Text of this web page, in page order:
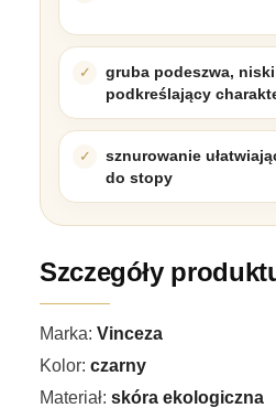
gruba podeszwa,
podkreślający
sznurowanie
do stopy
Szczegóły
Marka: Vinceza
Kolor: czarny
Materiał: skóra ekologiczna